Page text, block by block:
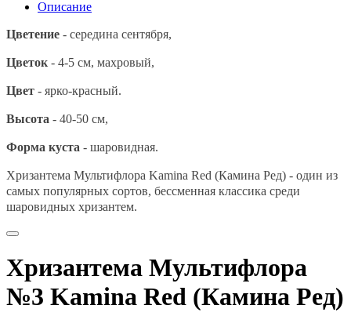
Описание
Цветение - середина сентября,
Цветок - 4-5 см, махровый,
Цвет - ярко-красный.
Высота - 40-50 см,
Форма куста - шаровидная.
Хризантема Мультифлора Kamina Red (Камина Ред) - один из
самых популярных сортов, бессменная классика среди
шаровидных хризантем.
Хризантема Мультифлора
№3 Kamina Red (Камина Ред)